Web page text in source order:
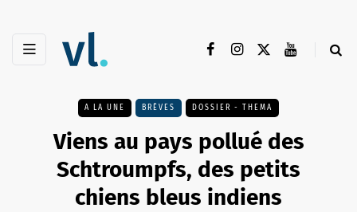
A LA UNE BRÈVES DOSSIER - THEMA
Viens au pays pollué des
Schtroumpfs, des petits
chiens bleus indiens